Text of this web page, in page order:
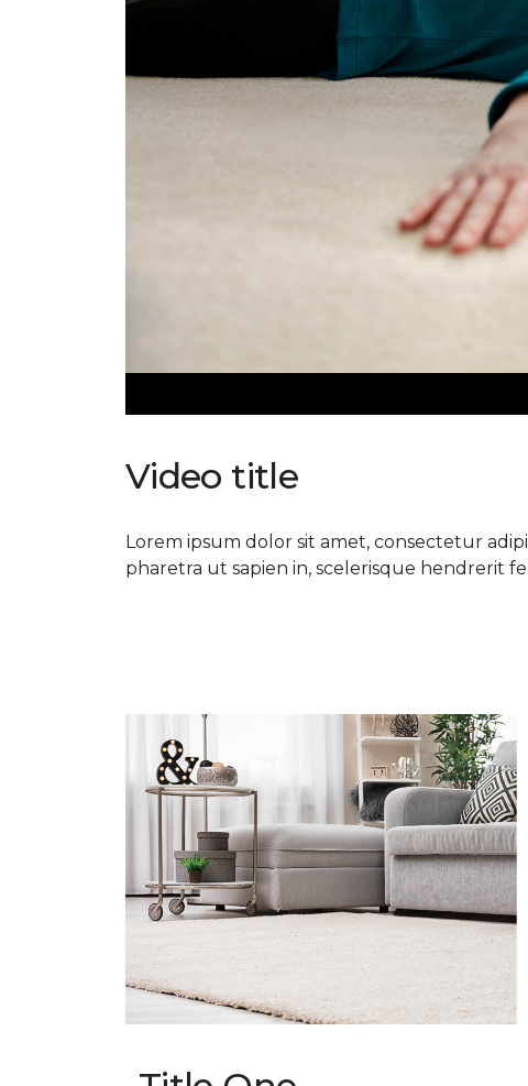
Video title
Lorem ipsum dolor sit amet, consectetur
pharetra ut sapien in, scelerisque hendrerit